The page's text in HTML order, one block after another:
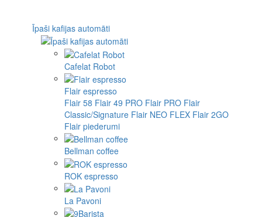
Īpaši kafijas automāti
Cafelat Robot
Flair espresso
Flair 58 Flair 49 PRO Flair PRO Flair
Classic/Signature Flair NEO FLEX Flair 2GO
Flair piederumi
Bellman coffee
ROK espresso
La Pavoni